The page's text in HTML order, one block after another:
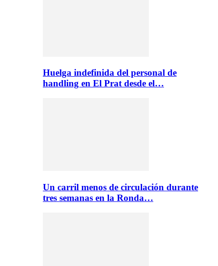
Huelga indefinida del personal de
handling en El Prat desde el…
Un carril menos de circulación durante
tres semanas en la Ronda…